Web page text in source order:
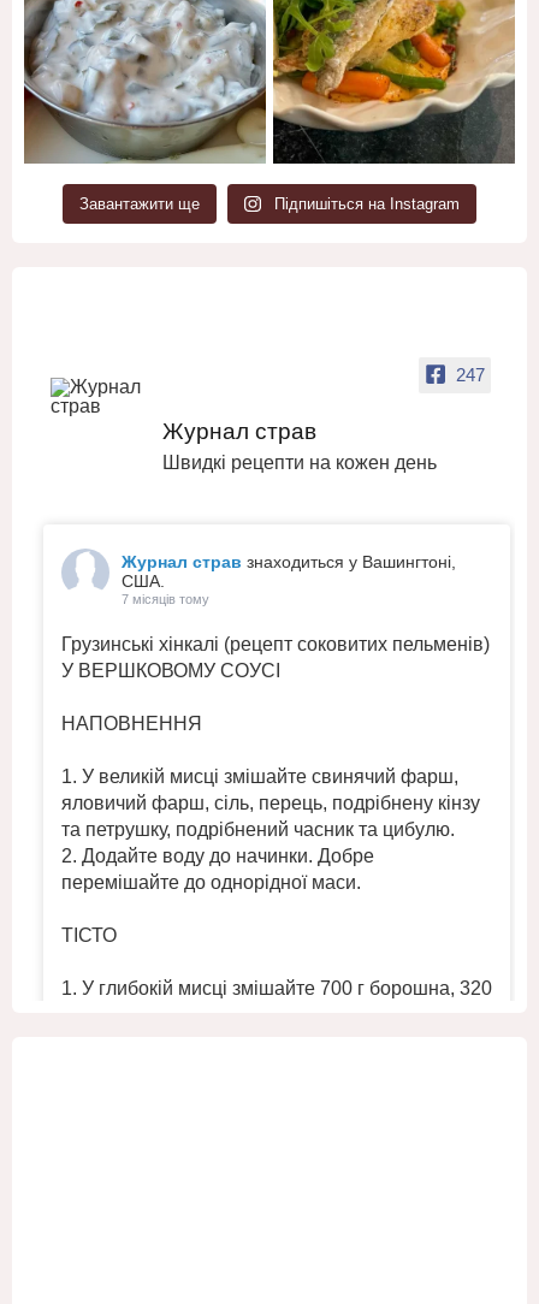
Завантажити ще Підпишіться на Instagram
247
Журнал страв
Швидкі рецепти на кожен день
Журнал страв знаходиться у Вашингтоні,
США.
7 місяців тому
Грузинські хінкалі (рецепт соковитих пельменів)
У ВЕРШКОВОМУ СОУСІ
НАПОВНЕННЯ
1. У великій мисці змішайте свинячий фарш,
яловичий фарш, сіль, перець, подрібнену кінзу
та петрушку, подрібнений часник та цибулю.
2. Додайте воду до начинки. Добре
перемішайте до однорідної маси.
ТІСТО
1. У глибокій мисці змішайте 700 г борошна, 320